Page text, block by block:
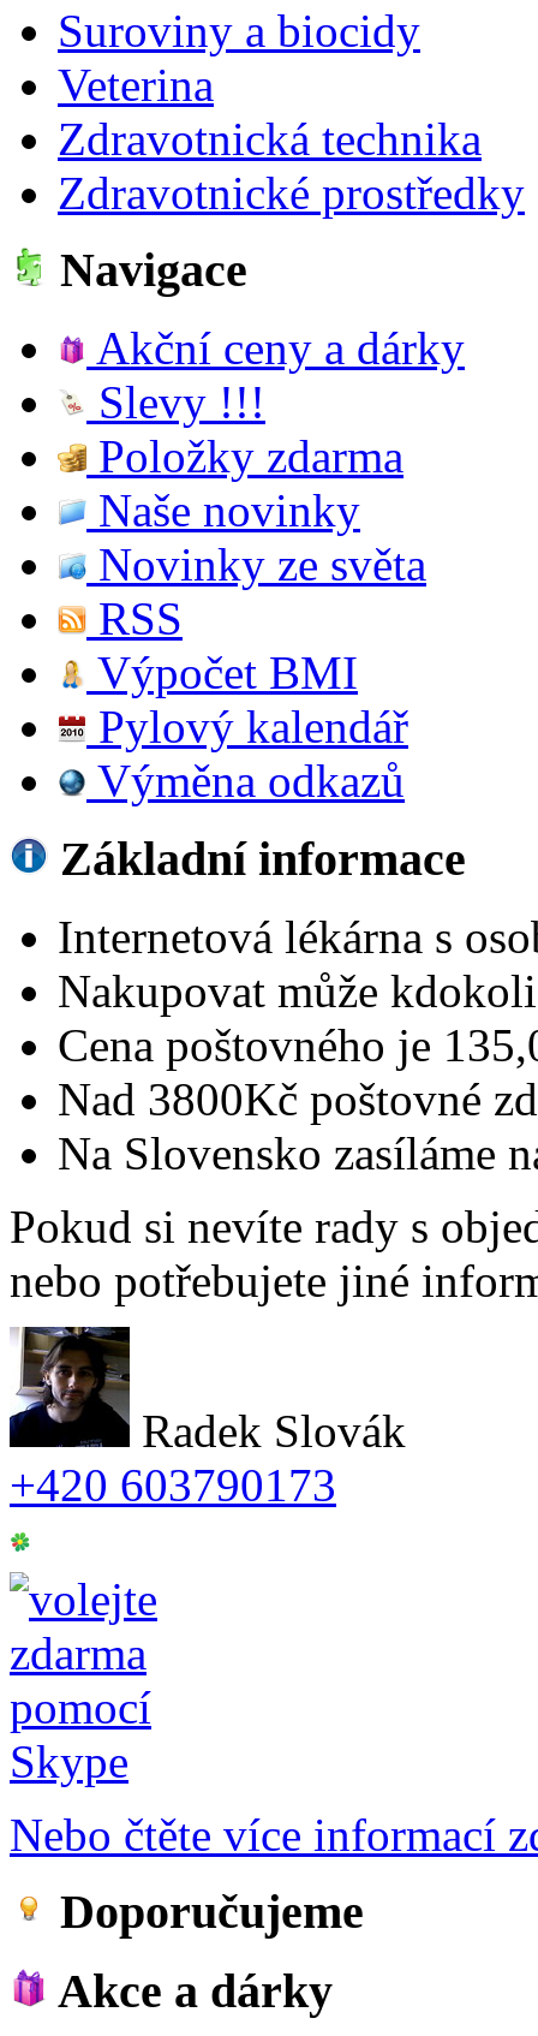
Suroviny a biocidy
Veterina
Zdravotnická technika
Zdravotnické prostředky
Navigace
Akční ceny a dárky
Slevy !!!
Položky zdarma
Naše novinky
Novinky ze světa
RSS
Výpočet BMI
Pylový kalendář
Výměna odkazů
Základní informace
Internetová lékárna s
Nakupovat může
Cena poštovného je
Nad 3800Kč poštovné
Na Slovensko zasíláme
Pokud si nevíte rady s
nebo potřebujete jiné
Radek Slovák
+420 603790173
Nebo čtěte více informací
Doporučujeme
Akce a dárky